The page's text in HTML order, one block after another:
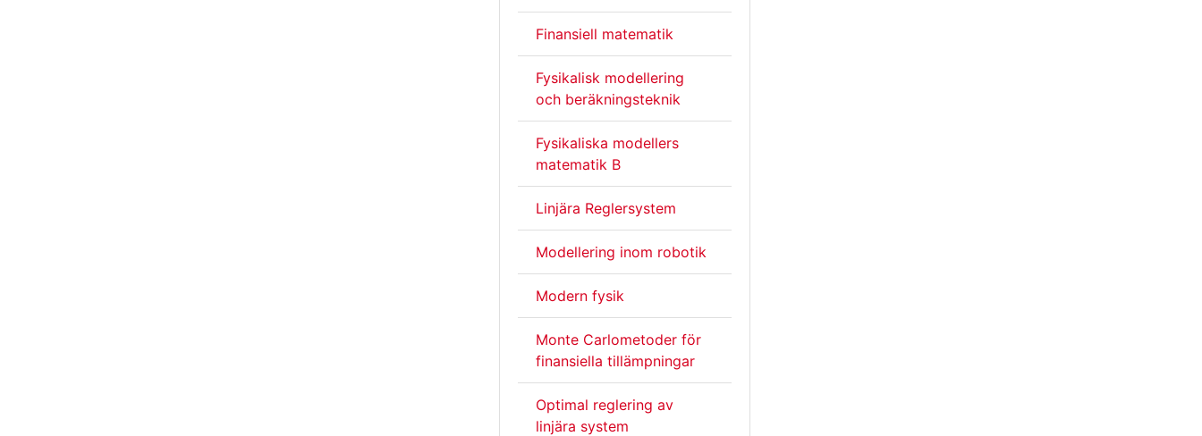
Finansiell matematik
Fysikalisk modellering
och beräkningsteknik
Fysikaliska modellers
matematik B
Linjära Reglersystem
Modellering inom robotik
Modern fysik
Monte Carlometoder för
finansiella tillämpningar
Optimal reglering av
linjära system